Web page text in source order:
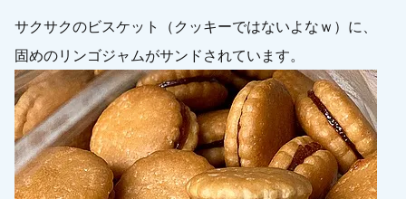
サクサクのビスケット（クッキーではないよなｗ）に、
固めのリンゴジャムがサンドされています。